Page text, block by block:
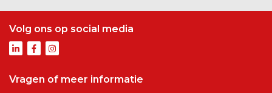
Volg ons op social media
Vragen of meer informatie